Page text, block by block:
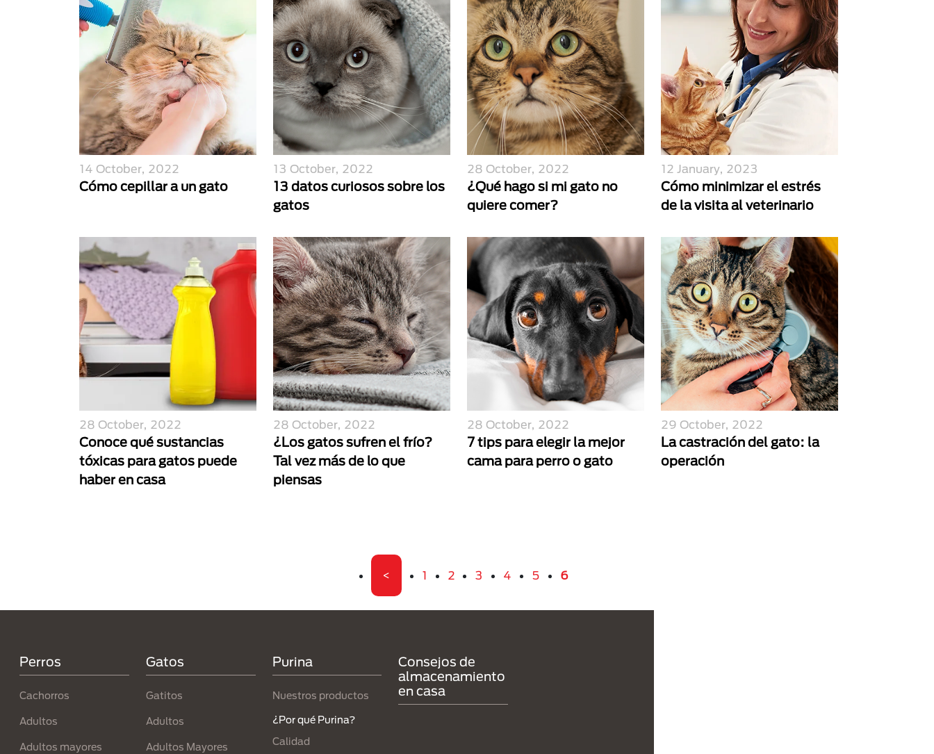
14 October, 2022
Cómo cepillar a un gato
13 October, 2022
13 datos curiosos sobre los
gatos
28 October, 2022
¿Qué hago si mi gato no
quiere comer?
12 January, 2023
Cómo minimizar el estrés
de la visita al veterinario
28 October, 2022
Conoce qué sustancias
tóxicas para gatos puede
haber en casa
28 October, 2022
¿Los gatos sufren el frío?
Tal vez más de lo que
piensas
28 October, 2022
7 tips para elegir la mejor
cama para perro o gato
29 October, 2022
La castración del gato: la
operación
Primera página
< Página
1 Página
2 Página
3 Página
4 Página
5 Página actual
6
Perros
Cachorros
Adultos
Adultos mayores
Gatos
Gatitos
Adultos
Adultos Mayores
Purina
Nuestros productos
¿Por qué Purina?
Calidad
Consejos de
almacenamiento
en casa